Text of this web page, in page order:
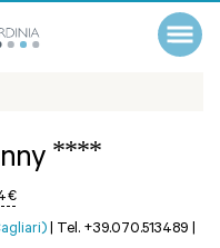
****
€
| Tel. +39.070.513489 |